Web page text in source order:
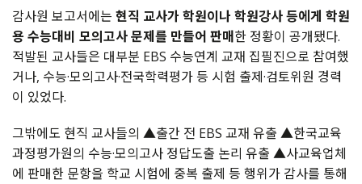
감사원 보고서에는 현직 교사가 학원이나 학원강사 등에게 학원
용 수능대비 모의고사 문제를 만들어 판매한 정황이 공개됐다.
적발된 교사들은 대부분 EBS 수능연계 교재 집필진으로 참여했
거나, 수능·모의고사·전국학력평가 등 시험 출제·검토위원 경력
이 있었다.
그밖에도 현직 교사들의 ▲출간 전 EBS 교재 유출 ▲한국교육
과정평가원의 수능·모의고사 정답도출 논리 유출 ▲사교육업체
에 판매한 문항을 학교 시험에 중복 출제 등 행위가 감사를 통해